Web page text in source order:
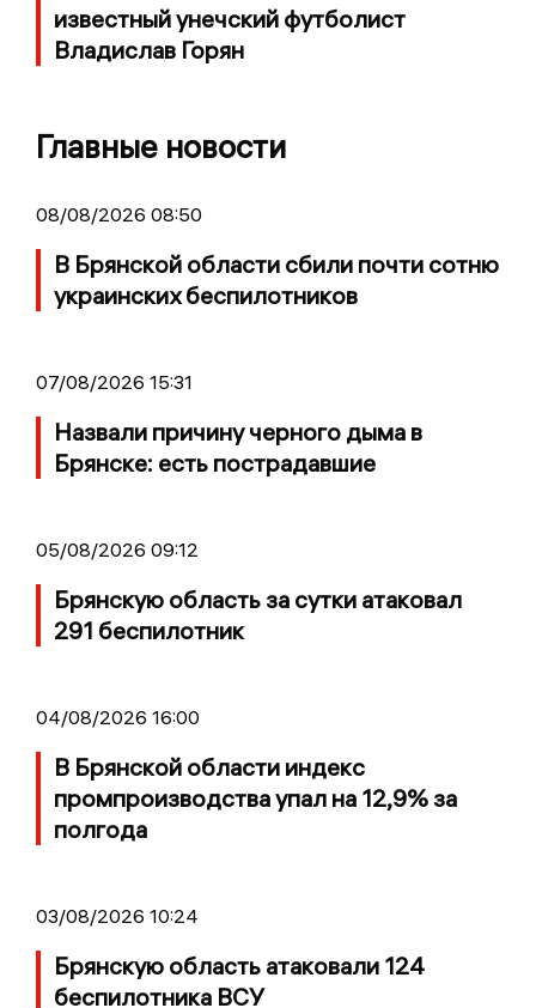
известный унечский футболист
Владислав Горян
Главные новости
08/08/2026 08:50
В Брянской области сбили почти сотню
украинских беспилотников
07/08/2026 15:31
Назвали причину черного дыма в
Брянске: есть пострадавшие
05/08/2026 09:12
Брянскую область за сутки атаковал
291 беспилотник
04/08/2026 16:00
В Брянской области индекс
промпроизводства упал на 12,9% за
полгода
03/08/2026 10:24
Брянскую область атаковали 124
беспилотника ВСУ